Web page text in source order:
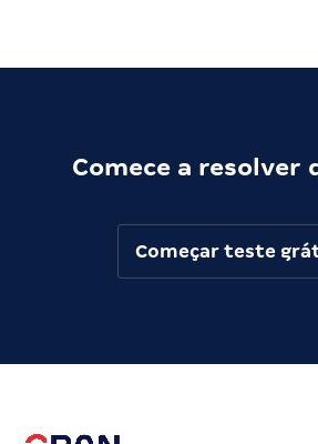
Comece a resolver
Começar teste